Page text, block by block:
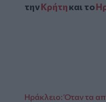
τηνΚρήτηκαι το
Ηράκλειο: Όταν τα